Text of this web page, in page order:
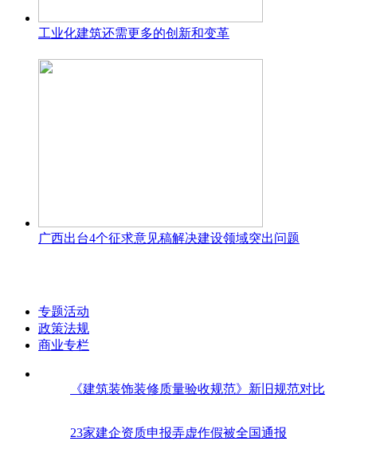
工业化建筑还需更多的创新和变革
广西出台4个征求意见稿解决建设领域突出问题
专题活动
政策法规
商业专栏
《建筑装饰装修质量验收规范》新旧规范对比
23家建企资质申报弄虚作假被全国通报